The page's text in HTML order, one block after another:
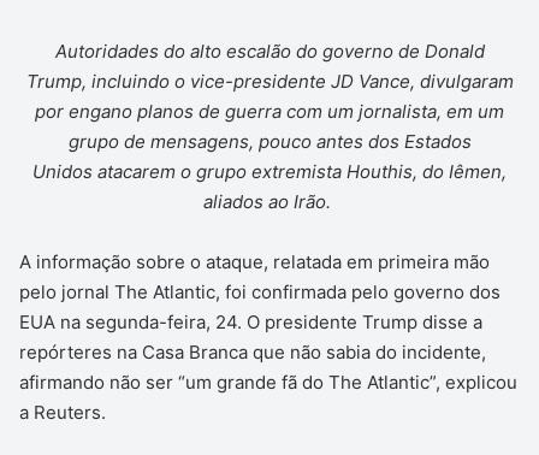
Autoridades do alto escalão do governo de Donald
Trump, incluindo o vice-presidente JD Vance, divulgaram
por engano planos de guerra com um jornalista, em um
grupo de mensagens, pouco antes dos Estados
Unidos atacarem o grupo extremista Houthis, do Iêmen,
aliados ao Irão.
A informação sobre o ataque, relatada em primeira mão
pelo jornal The Atlantic, foi confirmada pelo governo dos
EUA na segunda-feira, 24. O presidente Trump disse a
repórteres na Casa Branca que não sabia do incidente,
afirmando não ser “um grande fã do The Atlantic”, explicou
a Reuters.